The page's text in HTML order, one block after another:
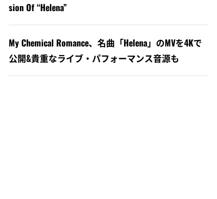
sion Of “Helena”
My Chemical Romance、名曲「Helena」のMVを4Kで
公開&貴重なライブ・パフォーマンス音源も